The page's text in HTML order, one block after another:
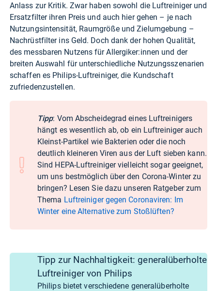
Anlass zur Kritik. Zwar haben sowohl die Luftreiniger und
Ersatzfilter ihren Preis und auch hier gehen – je nach
Nutzungsintensität, Raumgröße und Zielumgebung –
Nachrüstfilter ins Geld. Doch dank der hohen Qualität,
des messbaren Nutzens für Allergiker:innen und der
breiten Auswahl für unterschiedliche Nutzungsszenarien
schaffen es Philips-Luftreiniger, die Kundschaft
zufriedenzustellen.
Tipp: Vom Abscheidegrad eines Luftreinigers
hängt es wesentlich ab, ob ein Luftreiniger auch
Kleinst-Partikel wie Bakterien oder die noch
deutlich kleineren Viren aus der Luft sieben kann.
Sind HEPA-Luftreiniger vielleicht sogar geeignet,
um uns bestmöglich über den Corona-Winter zu
bringen? Lesen Sie dazu unseren Ratgeber zum
Thema Luftreiniger gegen Coronaviren: Im
Winter eine Alternative zum Stoßlüften?
Tipp zur Nachhaltigkeit: generalüberholte
Luftreiniger von Philips
Philips bietet verschiedene generalüberholte